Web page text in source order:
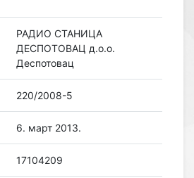
РАДИО СТАНИЦА
ДЕСПОТОВАЦ д.о.о.
Деспотовац
220/2008-5
6. март 2013.
17104209